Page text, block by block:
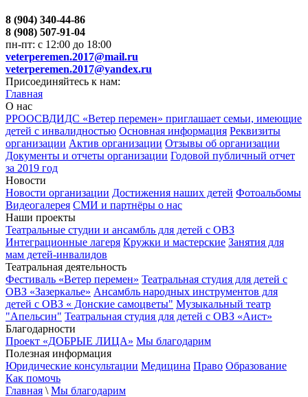
8 (904) 340-44-86
8 (908) 507-91-04
пн-пт: с 12:00 до 18:00
veterperemen.2017@mail.ru
veterperemen.2017@yandex.ru
Присоединяйтесь к нам:
Главная
О нас
РРООСВДИДС «Ветер перемен» приглашает семьи, имеющие
детей с инвалидностью Основная информация Реквизиты
организации Актив организации Отзывы об организации
Документы и отчеты организации Годовой публичный отчет
за 2019 год
Новости
Новости организации Достижения наших детей Фотоальбомы
Видеогалерея СМИ и партнёры о нас
Наши проекты
Театральные студии и ансамбль для детей с ОВЗ
Интеграционные лагеря Кружки и мастерские Занятия для
мам детей-инвалидов
Театральная деятельность
Фестиваль «Ветер перемен» Театральная студия для детей с
ОВЗ «Зазеркалье» Ансамбль народных инструментов для
детей с ОВЗ « Донские самоцветы" Музыкальный театр
"Апельсин" Театральная студия для детей с ОВЗ «Аист»
Благодарности
Проект «ДОБРЫЕ ЛИЦА» Мы благодарим
Полезная информация
Юридические консультации Медицина Право Образование
Как помочь
Главная \ Мы благодарим